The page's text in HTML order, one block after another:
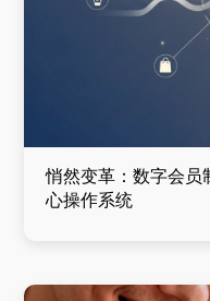
悄然变革：数字会员
心操作系统